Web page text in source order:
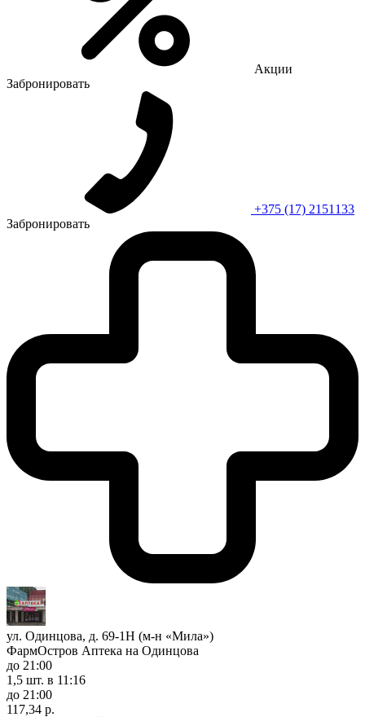
Акции
Забронировать
+375 (17) 2151133
Забронировать
ул. Одинцова, д. 69-1Н (м-н «Мила»)
ФармОстров Аптека на Одинцова
до 21:00
1,5 шт. в 11:16
до 21:00
117,34 р.